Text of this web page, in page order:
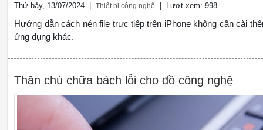
Thứ bảy, 13/07/2024 |Thiết bị công nghệ | Lượt xem: 998
Hướng dẫn cách nén file trực tiếp trên iPhone không cần cài
ứng dụng khác.
Thân chú chữa bách lỗi cho đồ công nghệ